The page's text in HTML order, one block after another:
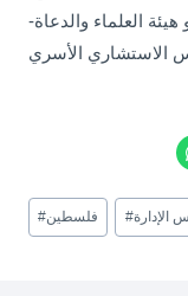
العلماء والدعاة-
الاستشاري الأسري
Post
Tags:
#فلسطين #الإدارة